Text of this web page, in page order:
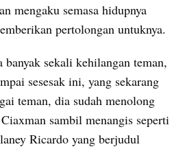
mengaku semasa hidupnya
pertolongan untuknya.
banyak sekali kehilangan teman,
sesesak ini, yang sekarang
teman, dia sudah menolong
sambil menangis seperti
Ricardo yang berjudul